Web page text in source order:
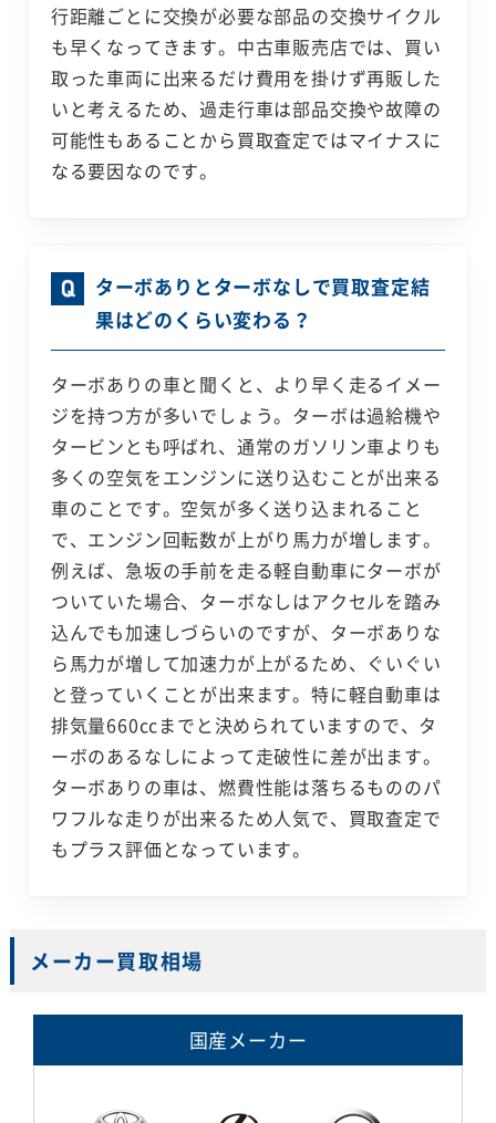
行距離ごとに交換が必要な部品の交換サイクル
も早くなってきます。中古車販売店では、買い
取った車両に出来るだけ費用を掛けず再販した
いと考えるため、過走行車は部品交換や故障の
可能性もあることから買取査定ではマイナスに
なる要因なのです。
ターボありとターボなしで買取査定結
果はどのくらい変わる？
ターボありの車と聞くと、より早く走るイメー
ジを持つ方が多いでしょう。ターボは過給機や
タービンとも呼ばれ、通常のガソリン車よりも
多くの空気をエンジンに送り込むことが出来る
車のことです。空気が多く送り込まれること
で、エンジン回転数が上がり馬力が増します。
例えば、急坂の手前を走る軽自動車にターボが
ついていた場合、ターボなしはアクセルを踏み
込んでも加速しづらいのですが、ターボありな
ら馬力が増して加速力が上がるため、ぐいぐい
と登っていくことが出来ます。特に軽自動車は
排気量660ccまでと決められていますので、タ
ーボのあるなしによって走破性に差が出ます。
ターボありの車は、燃費性能は落ちるもののパ
ワフルな走りが出来るため人気で、買取査定で
もプラス評価となっています。
メーカー買取相場
国産メーカー